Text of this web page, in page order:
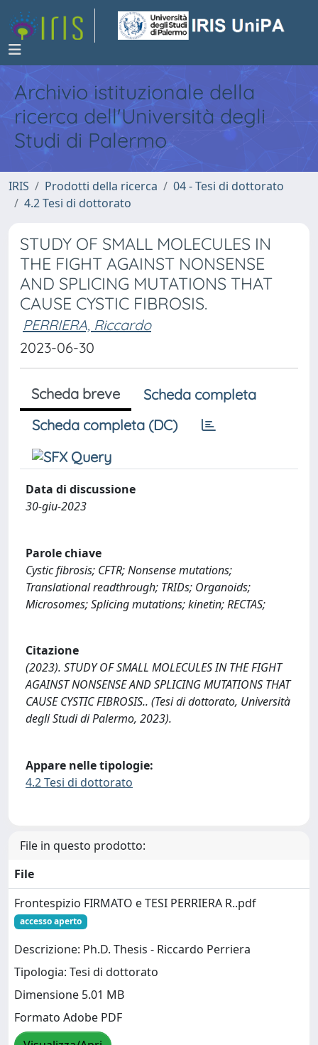
Archivio istituzionale della
ricerca dell'Università degli
Studi di Palermo
IRIS Prodotti della ricerca
04 - Tesi di dottorato
4.2 Tesi di dottorato
STUDY OF SMALL MOLECULES IN
THE FIGHT AGAINST NONSENSE
AND SPLICING MUTATIONS THAT
CAUSE CYSTIC FIBROSIS.
PERRIERA, Riccardo
2023-06-30
Scheda breve
Scheda completa
Scheda completa (DC)
Data di discussione
30-giu-2023
Parole chiave
Cystic fibrosis; CFTR; Nonsense mutations;
Translational readthrough; TRIDs; Organoids;
Microsomes; Splicing mutations; kinetin; RECTAS;
Citazione
(2023). STUDY OF SMALL MOLECULES IN THE FIGHT
AGAINST NONSENSE AND SPLICING MUTATIONS THAT
CAUSE CYSTIC FIBROSIS.. (Tesi di dottorato, Università
degli Studi di Palermo, 2023).
Appare nelle tipologie:
4.2 Tesi di dottorato
File in questo prodotto:
File
Frontespizio FIRMATO e TESI PERRIERA R..pdf
accesso aperto
Descrizione: Ph.D. Thesis - Riccardo Perriera
Tipologia: Tesi di dottorato
Dimensione 5.01 MB
Formato Adobe PDF